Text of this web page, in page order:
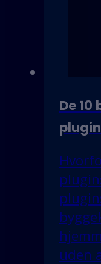
De
uden